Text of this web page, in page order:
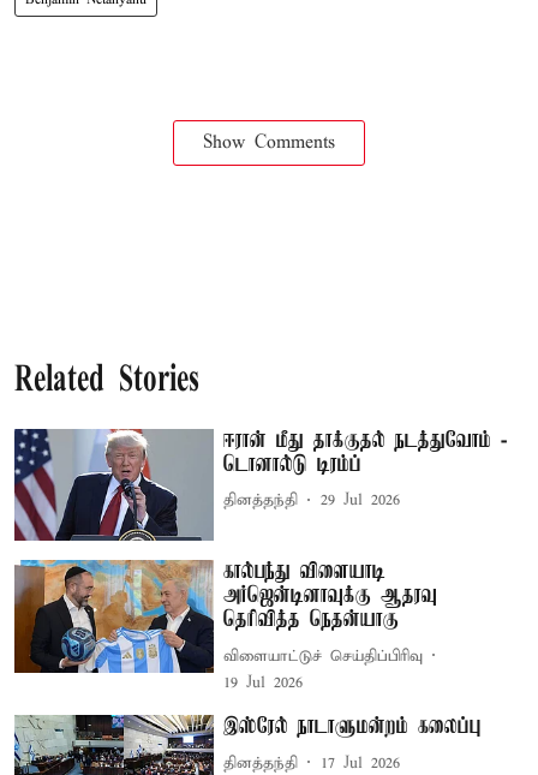
Show Comments
Related Stories
ஈரான் மீது தாக்குதல் நடத்துவோம் -
டொனால்டு டிரம்ப்
தினத்தந்தி 29 Jul 2026
கால்பந்து விளையாடி
அர்ஜென்டினாவுக்கு ஆதரவு
தெரிவித்த நெதன்யாகு
விளையாட்டுச் செய்திப்பிரிவு
19 Jul 2026
இஸ்ரேல் நாடாளுமன்றம் கலைப்பு
தினத்தந்தி 17 Jul 2026